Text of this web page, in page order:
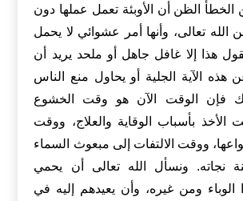
الخطأ الظن أن الأوبئة تعمل عملها دون
تعالى، وأنها أمر عشوائي لا يحمل
هذا إلا غافل جاهل أو ملحد يريد أن
الآية الجلية أو يحاول منع الناس
فإن الوقت الآن هو وقت الخشوع
الأخذ بأسباب الوقاية والعلاج، ووقت
ووقت الالتفات إلى مبعوث السماء
نجاته. ونسأل الله تعالى أن يحمي
الوباء ومن غيره، وأن يعيدهم إليه في